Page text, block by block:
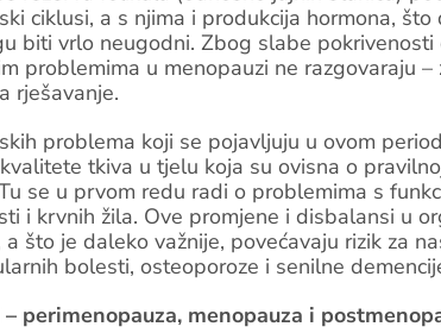
ciklusi, a s njima i produkcija hormona,
biti vrlo neugodni. Zbog slabe
problemima u menopauzi ne razgovaraju
rješavanje.
problema koji se pojavljuju u ovom
tkiva u tjelu koja su ovisna o
se u prvom redu radi o problemima s
i krvnih žila. Ove promjene i disbalansi u
a što je daleko važnije, povećavaju rizik za
bolesti, osteoporoze i senilne
perimenopauza, menopauza i